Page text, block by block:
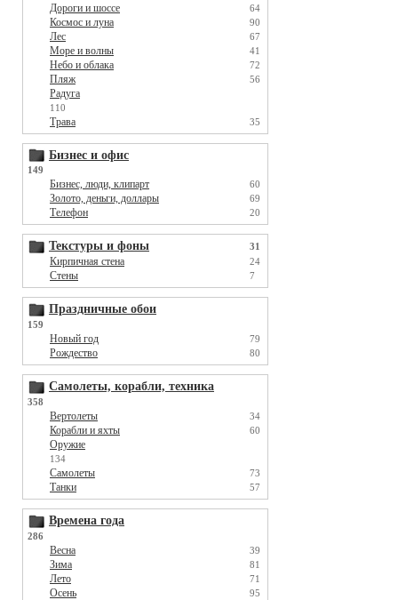
Дороги и шоссе 64
Космос и луна 90
Лес 67
Море и волны 41
Небо и облака 72
Пляж 56
Радуга
110
Трава 35
Бизнес и офис
149
Бизнес, люди, клипарт 60
Золото, деньги, доллары 69
Телефон 20
Текстуры и фоны 31
Кирпичная стена 24
Стены 7
Праздничные обои
159
Новый год 79
Рождество 80
Самолеты, корабли, техника
358
Вертолеты 34
Корабли и яхты 60
Оружие
134
Самолеты 73
Танки 57
Времена года
286
Весна 39
Зима 81
Лето 71
Осень 95